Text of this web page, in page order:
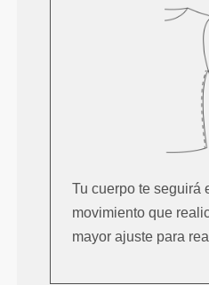
Tu cuerpo te seguirá
movimiento que
mayor ajuste para